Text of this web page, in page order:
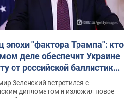
эпохи "фактора Трампа": кто
деле обеспечит Украине
от российской баллистики.
с Безсмертным
Зеленский встретился с
дипломатом и изложил новое